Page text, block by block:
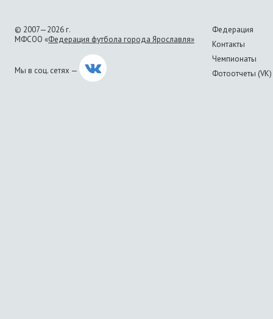
© 2007—2026 г.
МФСОО «Федерация футбола города Ярославля»
Мы в соц. сетях —
Федерация
Контакты
Чемпионаты
Фотоотчеты (VK)